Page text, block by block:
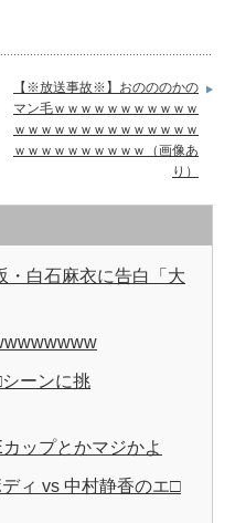
【※放送事故※】おのののかの
マン毛ｗｗｗｗｗｗｗｗｗｗｗ
ｗｗｗｗｗｗｗｗｗｗｗｗｗｗ
ｗｗｗｗｗｗｗｗｗｗ（画像あ
り）
白石麻衣に告白「大
シーンに挑
ップとかマジかよ
ィ vs 中村静香のエ□